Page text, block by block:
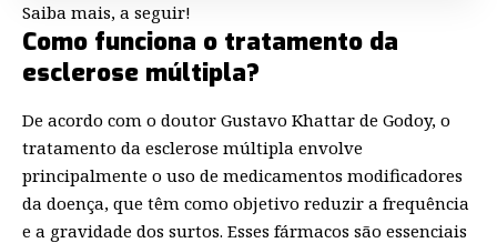
Saiba mais, a seguir!
Como funciona o tratamento da
esclerose múltipla?
De acordo com o doutor Gustavo Khattar de Godoy, o
tratamento da esclerose múltipla envolve
principalmente o uso de medicamentos modificadores
da doença, que têm como objetivo reduzir a frequência
e a gravidade dos surtos. Esses fármacos são essenciais